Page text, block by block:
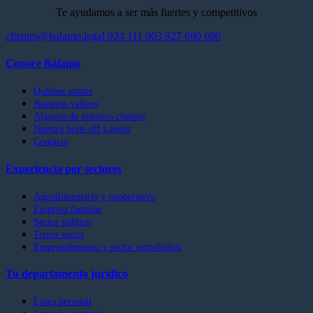
Te ayudamos a ser más fuertes y competitivos
clientes@balamo.legal 924 111 903 927 690 690
Conoce Bálamo
Quiénes somos
Nuestros valores
Algunos de nuestros clinetes
Nuestra Spin-off Lawint
Contacto
Experiencia por sectores
Agroalimentario y cooperativo
Empresa familiar
Sector público
Tercer sector
Emprendimiento y sector tecnológico
Tu departamento jurídico
Línea personal